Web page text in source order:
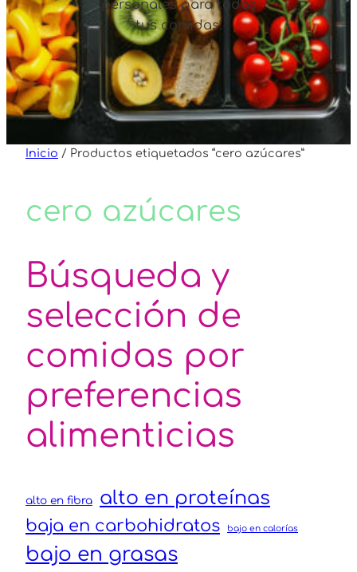
personales para todas
tus comidas.
Inicio / Productos etiquetados “cero azúcares”
cero azúcares
Búsqueda y
selección de
comidas por
preferencias
alimenticias
alto en fibra alto en proteínas
baja en carbohidratos bajo en calorías
bajo en grasas